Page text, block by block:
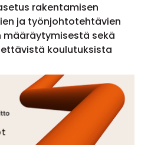
rakentamisen
ja työnjohtotehtävien
määräytymisestä sekä
koulutuksista